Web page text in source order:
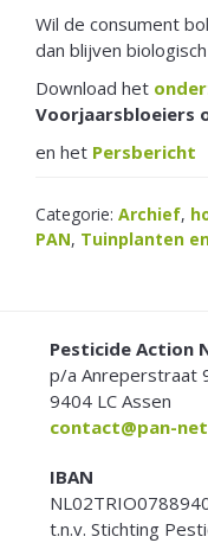
Wil de consument
dan blijven
Download het
Voorjaarsbloeiers
en het Persbericht
Categorie: Archief,
PAN, Tuinplanten
FOOTERPesticide Action
p/a Anreperstraat
9404 LC Assen
contact@pan-
IBAN
t.n.v. Stichting